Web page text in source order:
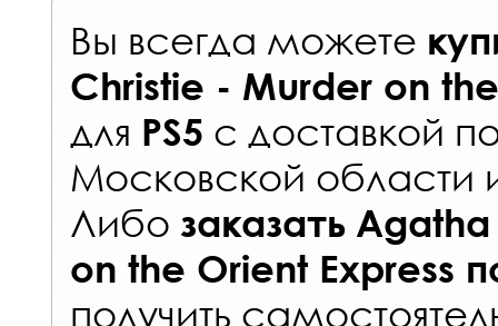
Вы всегда можете
Christie - Murder on
для PS5 с доставкой
Московской области
Либо заказать Agatha
on the Orient Express
получить